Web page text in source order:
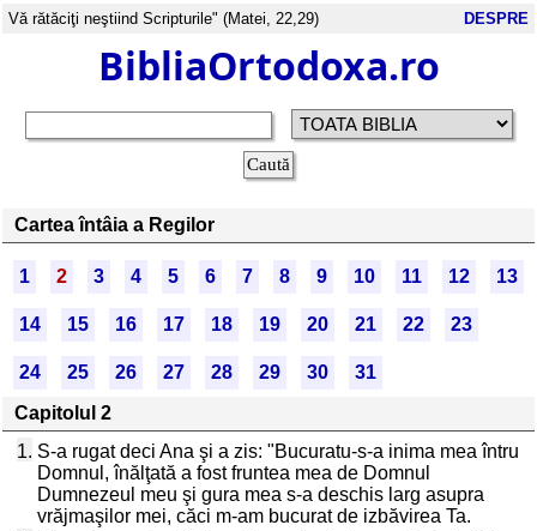
Vă rătăciţi neştiind Scripturile" (Matei, 22,29) DESPRE
BibliaOrtodoxa.ro
Cartea întâia a Regilor
1 2 3 4 5 6 7 8 9 10 11 12 13
14 15 16 17 18 19 20 21 22 23
24 25 26 27 28 29 30
31
Capitolul 2
1. S-a rugat deci Ana şi a zis: "Bucuratu-s-a inima mea întru
Domnul, înălţată a fost fruntea mea de Domnul
Dumnezeul meu şi gura mea s-a deschis larg asupra
vrăjmaşilor mei, căci m-am bucurat de izbăvirea Ta.